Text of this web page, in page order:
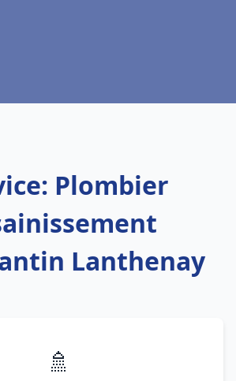
Plombier
Lanthenay
🚿